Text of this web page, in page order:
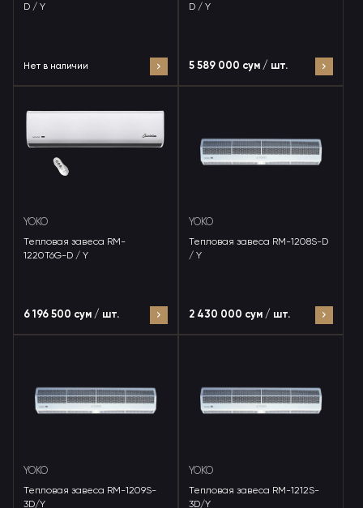
D / Y
Нет в наличии
D / Y
5 589 000 сум / шт.
YOKO
Тепловая завеса RM-
1220T6G-D / Y
6 196 500 сум / шт.
YOKO
Тепловая завеса RM-1208S-D
/ Y
2 430 000 сум / шт.
YOKO
Тепловая завеса RM-1209S-
3D/Y
YOKO
Тепловая завеса RM-1212S-
3D/Y